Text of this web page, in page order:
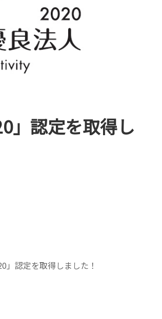
」認定を取得し
」認定を取得しました！